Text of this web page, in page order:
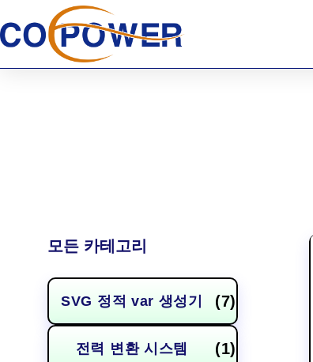
모든 카테고리
SVG 정적 var 생성기 (7)
전력 변환 시스템 (1)